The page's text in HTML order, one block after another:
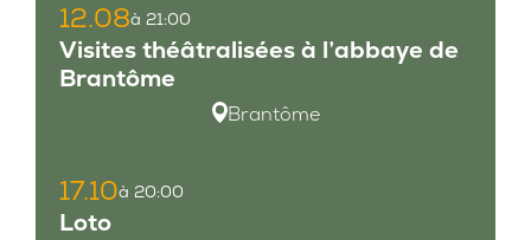
12.08à 21:00
Visites théâtralisées à l’abbaye de
Brantôme
Brantôme
17.10à 20:00
Loto